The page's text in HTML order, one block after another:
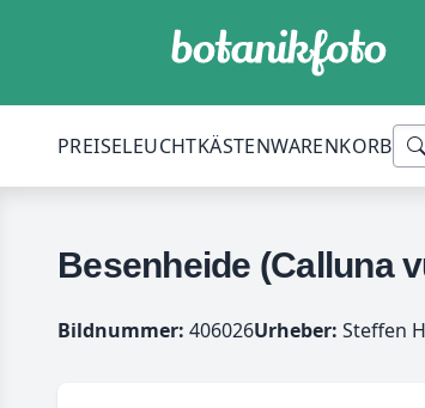
PREISELEUCHTKÄSTENWARENKORB
Besenheide (Calluna
Bildnummer: 406026Urheber: Steffen